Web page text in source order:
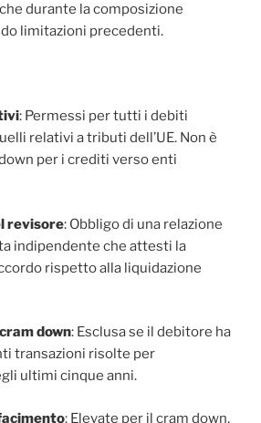
durante la composizione
limitazioni precedenti.
: Permessi per tutti i debiti
relativi a tributi dell’UE. Non è
per i crediti verso enti
revisore: Obbligo di una relazione
indipendente che attesti la
rispetto alla liquidazione
down: Esclusa se il debitore ha
transazioni risolte per
ultimi cinque anni.
: Elevate per il cram down,